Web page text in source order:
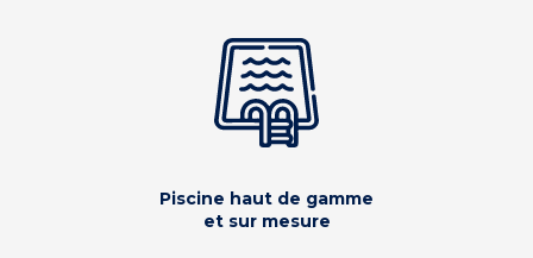
Piscine haut de gamme
et sur mesure